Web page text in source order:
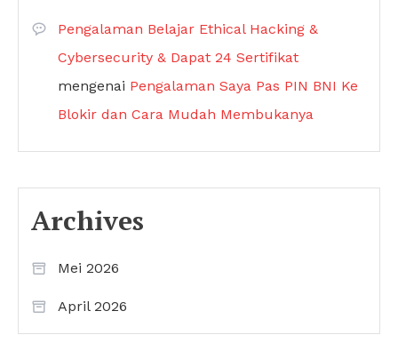
Pengalaman Belajar Ethical Hacking &
Cybersecurity & Dapat 24 Sertifikat
mengenai Pengalaman Saya Pas PIN BNI Ke
Blokir dan Cara Mudah Membukanya
Archives
Mei 2026
April 2026